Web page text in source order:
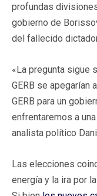
profundas
gobierno de
del fallecido
«La pregunta sigue
GERB se apegarían
GERB para un
enfrentaremos a
analista político
Las elecciones
energía y la ira por